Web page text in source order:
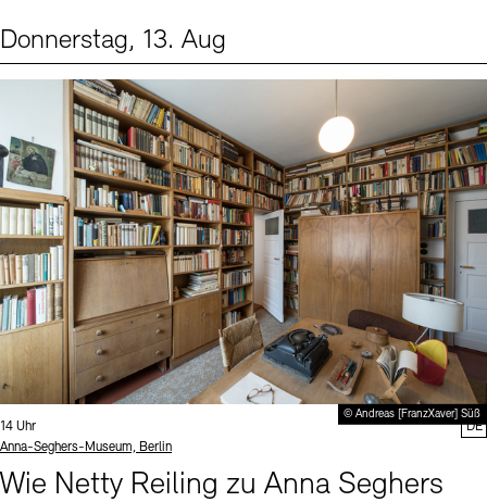
Donnerstag, 13. Aug
© Andreas [FranzXaver] Süß
Uhrzeit:
14 Uhr
Standort
Anna-Seghers-Museum, Berlin
Wie Netty Reiling zu Anna Seghers
DE